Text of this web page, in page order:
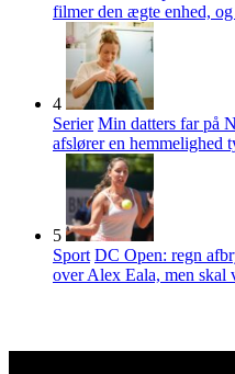
filmer den ægte enhed,
4
Serier Min datters far på
afslører en hemmelighed
5
Sport DC Open: regn
over Alex Eala, men skal